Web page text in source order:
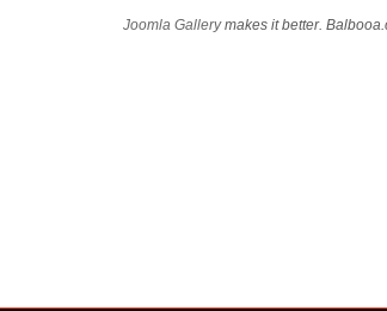
Joomla Gallerymakes it better.